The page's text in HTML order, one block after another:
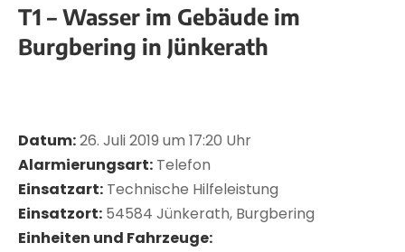
T1 – Wasser im Gebäude im
Burgbering in Jünkerath
Datum:26. Juli 2019 um 17:20 Uhr
Alarmierungsart: Telefon
Einsatzart: Technische Hilfeleistung
Einsatzort: 54584 Jünkerath, Burgbering
Einheiten und Fahrzeuge: